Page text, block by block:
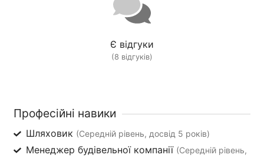
Є відгуки
(8 відгуків)
Професійні навики
Шляховик (Середній рівень, досвід 5 років)
Менеджер будівельної компанії (Середній рівень,